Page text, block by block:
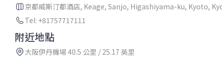
京都威斯汀都酒店, Keage, Sanjo, Higashiyama-ku, Kyoto,
Tel: +81757717111
附近地點
大阪伊丹機場 40.5 公里 / 25.17 英里